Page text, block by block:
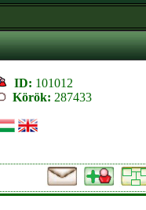
ID: 101012
Körök: 287433